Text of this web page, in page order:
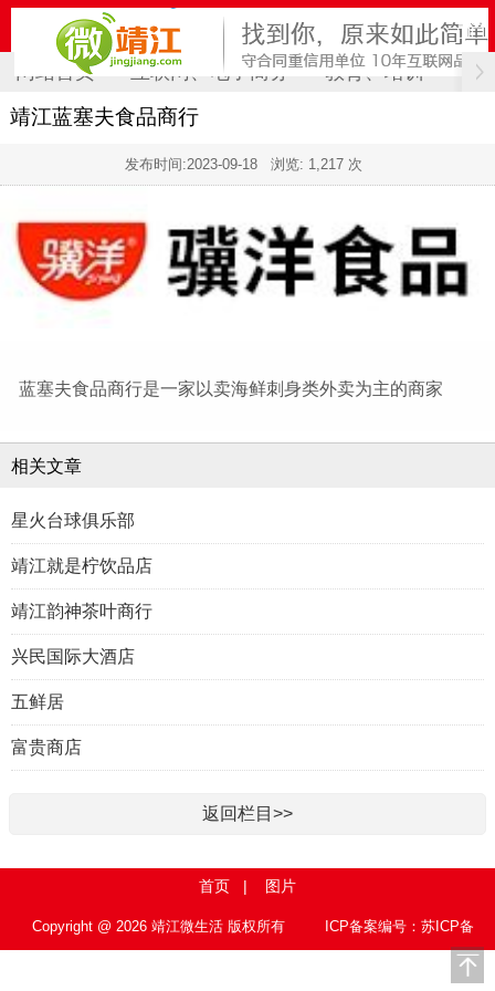
网站首页 互联网、电子商务 教育、培训 计
靖江蓝塞夫食品商行
发布时间:2023-09-18 浏览: 1,217 次
蓝塞夫食品商行是一家以卖海鲜刺身类外卖为主的商家
相关文章
星火台球俱乐部
靖江就是柠饮品店
靖江韵神茶叶商行
兴民国际大酒店
五鲜居
富贵商店
返回栏目>>
首页 | 图片
Copyright @ 2026 靖江微生活 版权所有
ICP备案编号：苏ICP备
15010767号